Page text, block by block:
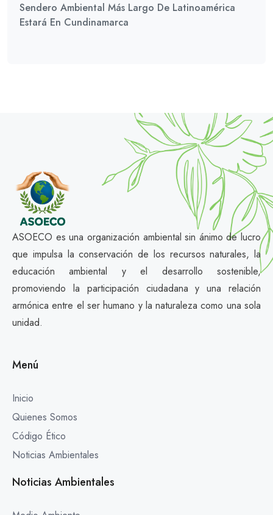
Sendero Ambiental Más Largo De Latinoamérica
Estará En Cundinamarca
ASOECO es una organización ambiental sin ánimo de lucro
que impulsa la conservación de los recursos naturales, la
educación ambiental y el desarrollo sostenible,
promoviendo la participación ciudadana y una relación
armónica entre el ser humano y la naturaleza como una sola
unidad.
Menú
Inicio
Quienes Somos
Código Ético
Noticias Ambientales
Noticias Ambientales